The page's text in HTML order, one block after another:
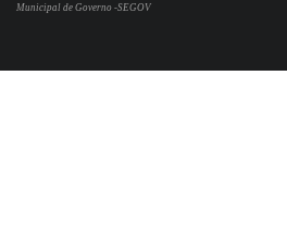
Municipal de Governo -SEGOV